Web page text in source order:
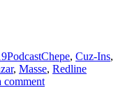
PodcastChepe, Cuz-Ins,
, Masse, Redline
commenton